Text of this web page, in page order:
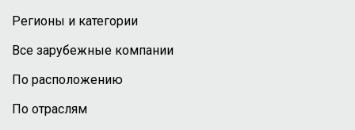
Регионы и категории
Все зарубежные компании
По расположению
По отраслям